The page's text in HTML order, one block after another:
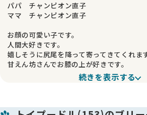
パパ チャンピオン直子
ママ チャンピオン直子
お顔の可愛い子です。
人間大好きです。
嬉しそうに尻尾を降って寄ってきてくれます
甘えん坊さんでお膝の上が好きです。
凶暴性なくとても良い子です。続きを表示する